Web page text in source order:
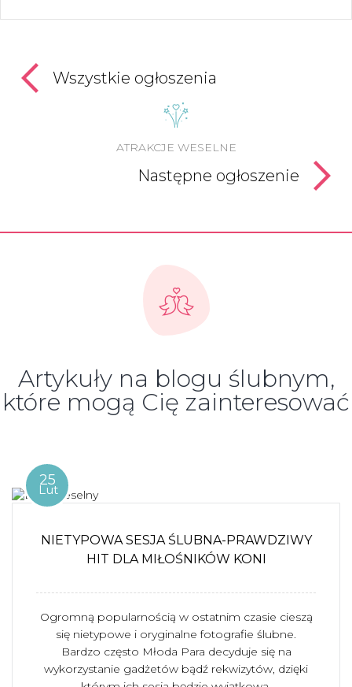
Wszystkie ogłoszenia
ATRAKCJE WESELNE
Następne ogłoszenie
Artykuły na blogu ślubnym,
które mogą Cię zainteresować
25
Lut
NIETYPOWA SESJA ŚLUBNA-PRAWDZIWY
HIT DLA MIŁOŚNIKÓW KONI
Ogromną popularnością w ostatnim czasie cieszą
się nietypowe i oryginalne fotografie ślubne.
Bardzo często Młoda Para decyduje się na
wykorzystanie gadżetów bądź rekwizytów, dzięki